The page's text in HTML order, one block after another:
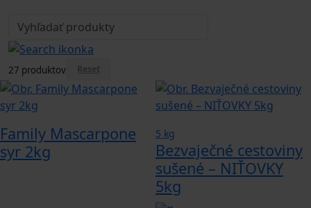
27 produktov
Family Mascarpone
syr 2kg
5 kg
Bezvaječné cestoviny
sušené – NIŤOVKY
5kg